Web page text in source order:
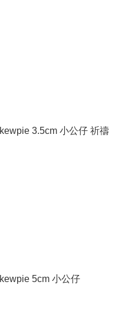
kewpie 3.5cm 小公仔 祈禱
kewpie 5cm 小公仔